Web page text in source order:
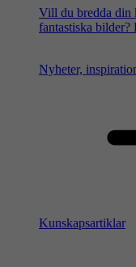
Vill du bredda din
fantastiska bilder?
Nyheter,
Kunskapsartiklar